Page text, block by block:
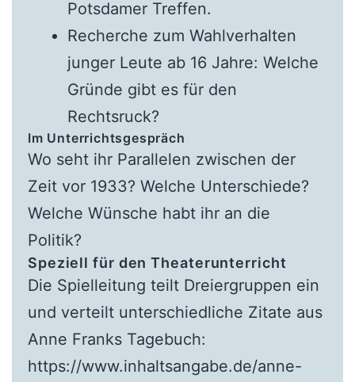
Potsdamer Treffen.
Recherche zum Wahlverhalten
junger Leute ab 16 Jahre: Welche
Gründe gibt es für den
Rechtsruck?
Im Unterrichtsgespräch
Wo seht ihr Parallelen zwischen der
Zeit vor 1933? Welche Unterschiede?
Welche Wünsche habt ihr an die
Politik?
Speziell für den Theaterunterricht
Die Spielleitung teilt Dreiergruppen ein
und verteilt unterschiedliche Zitate aus
Anne Franks Tagebuch:
https://www.inhaltsangabe.de/anne-